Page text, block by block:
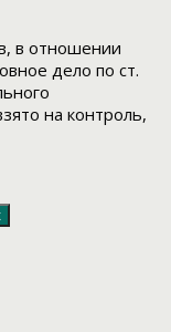
в отношении
дело по ст.
на контроль,